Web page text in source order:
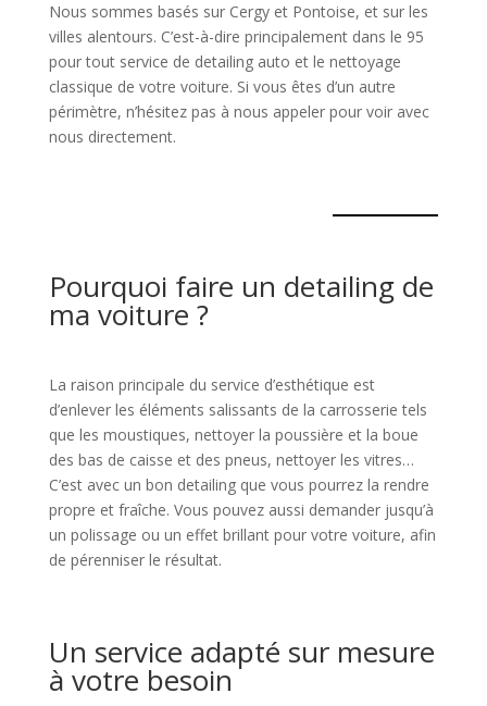
Nous sommes basés sur Cergy et Pontoise, et sur les
villes alentours. C’est-à-dire principalement dans le 95
pour tout service de detailing auto et le nettoyage
classique de votre voiture. Si vous êtes d’un autre
périmètre, n’hésitez pas à nous appeler pour voir avec
nous directement.
Pourquoi faire un detailing de
ma voiture ?
La raison principale du service d’esthétique est
d’enlever les éléments salissants de la carrosserie tels
que les moustiques, nettoyer la poussière et la boue
des bas de caisse et des pneus, nettoyer les vitres…
C’est avec un bon detailing que vous pourrez la rendre
propre et fraîche. Vous pouvez aussi demander jusqu’à
un polissage ou un effet brillant pour votre voiture, afin
de pérenniser le résultat.
Un service adapté sur mesure
à votre besoin